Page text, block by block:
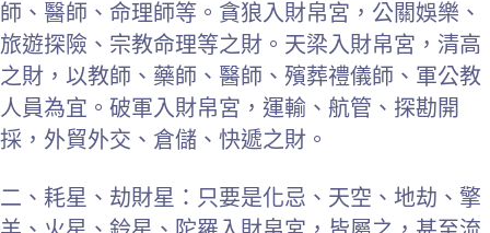
師、醫師、命理師等。貪狼入財帛宮，公關娛樂、
旅遊探險、宗教命理等之財。天梁入財帛宮，清高
之財，以教師、藥師、醫師、殯葬禮儀師、軍公教
人員為宜。破軍入財帛宮，運輸、航管、探勘開
採，外貿外交、倉儲、快遞之財。
二、耗星、劫財星：只要是化忌、天空、地劫、擎